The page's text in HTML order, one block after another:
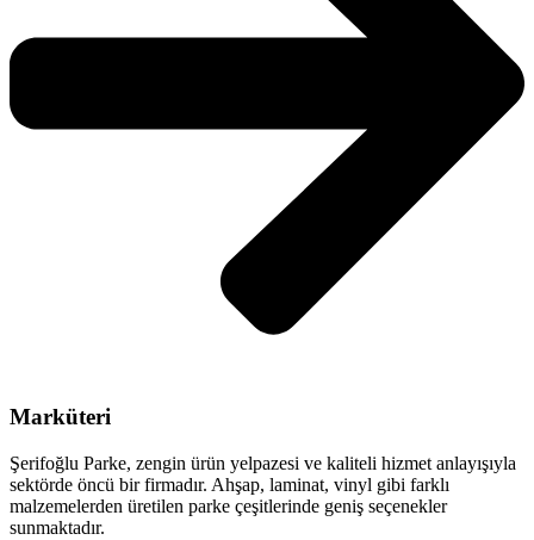
Marküteri
Şerifoğlu Parke, zengin ürün yelpazesi ve kaliteli hizmet anlayışıyla
sektörde öncü bir firmadır. Ahşap, laminat, vinyl gibi farklı
malzemelerden üretilen parke çeşitlerinde geniş seçenekler
sunmaktadır.